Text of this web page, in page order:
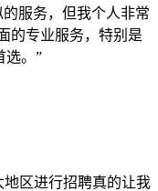
服务，但我个人非常
的专业服务，特别是
选。”
区进行招聘真的让我